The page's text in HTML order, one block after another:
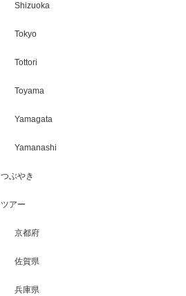
Shizuoka
Tokyo
Tottori
Toyama
Yamagata
Yamanashi
つぶやき
ツアー
京都府
佐賀県
兵庫県